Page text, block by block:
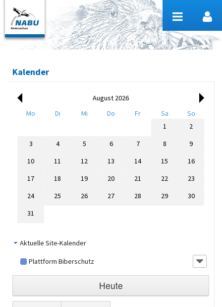
Kalender
August 2026
Mo
Di Mi Do Fr Sa
So
1
2
3
4 5 6 7 8
9
10
11 12 13 14 15
16
17
18 19 20 21 22
23
24
25 26 27 28 29
30
31
Aktuelle Site-Kalender
Plattform Biberschutz
Heute